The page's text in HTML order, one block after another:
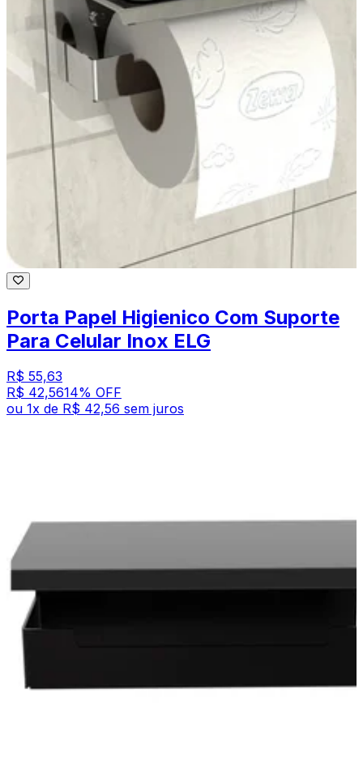
Porta Papel Higienico Com Suporte
Para Celular Inox ELG
R$ 55,63
R$ 42,5614% OFF
ou 1x de R$ 42,56 sem juros